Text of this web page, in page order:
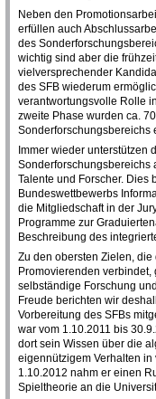
Neben den
erfüllen auch
des
wichtig sind aber die
vielversprechender
des SFB wiederum
verantwortungsvolle Rolle
zweite Phase wurden ca.
Sonderforschungsbereichs
Immer wieder unterstützen
Sonderforschungsbereichs
Talente und Forscher. Dies
Bundeswettbewerbs
die Mitgliedschaft in der
Programme zur
Beschreibung des
Zu den obersten Zielen,
Promovierenden
selbständige Forschung
Freude berichten wir
Vorbereitung des SFBs
war vom 1.10.2011 bis
dort sein Wissen über die
eigennützigem Verhalten
1.10.2012 nahm er einen
Spieltheorie an die